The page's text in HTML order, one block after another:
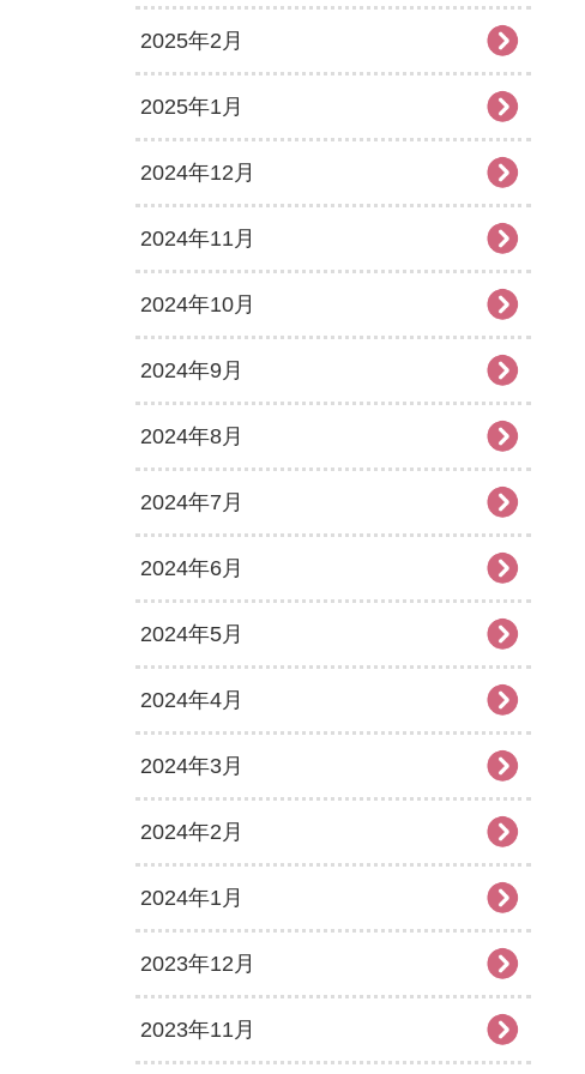
2025年2月
2025年1月
2024年12月
2024年11月
2024年10月
2024年9月
2024年8月
2024年7月
2024年6月
2024年5月
2024年4月
2024年3月
2024年2月
2024年1月
2023年12月
2023年11月